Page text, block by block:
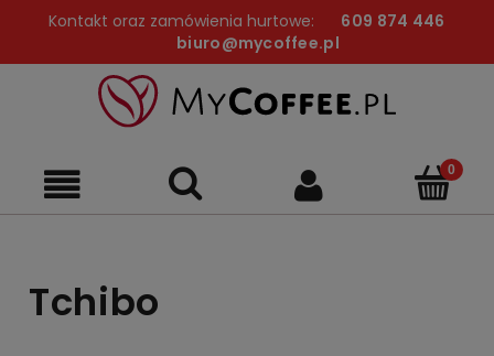
Kontakt oraz zamówienia hurtowe:
609 874 446
biuro@mycoffee.pl
Tchibo